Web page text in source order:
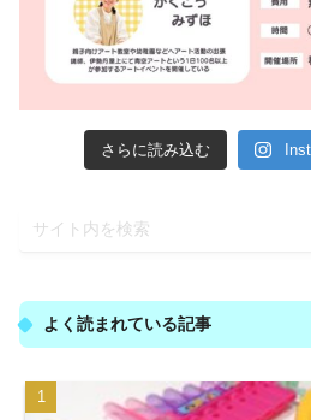
さらに読み込む
よく読まれている記事